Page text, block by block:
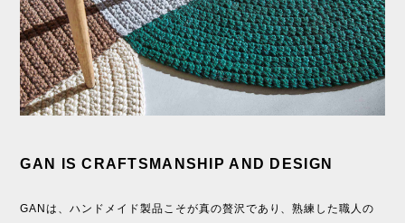
GAN IS CRAFTSMANSHIP AND DESIGN
GANは、ハンドメイド製品こそが真の贅沢であり、熟練した職人の